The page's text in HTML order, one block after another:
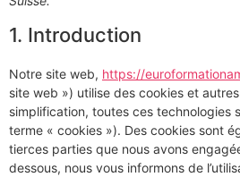
1. Introduction
Notre site web, https://
site web ») utilise des cookies et
simplification, toutes ces technologies
terme « cookies »). Des cookies sont
tierces parties que nous avons
dessous, nous vous informons de